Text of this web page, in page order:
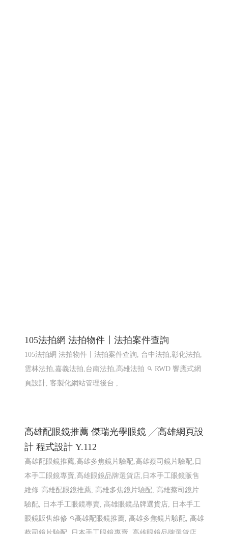
105法拍網 法拍物件〡法拍案件查詢
105法拍網 法拍物件〡法拍案件查詢, 台中法拍,彰化法拍,
雲林法拍,嘉義法拍,台南法拍,高雄法拍
RWD 響應式網
頁設計, 客製化網站管理後台 ,